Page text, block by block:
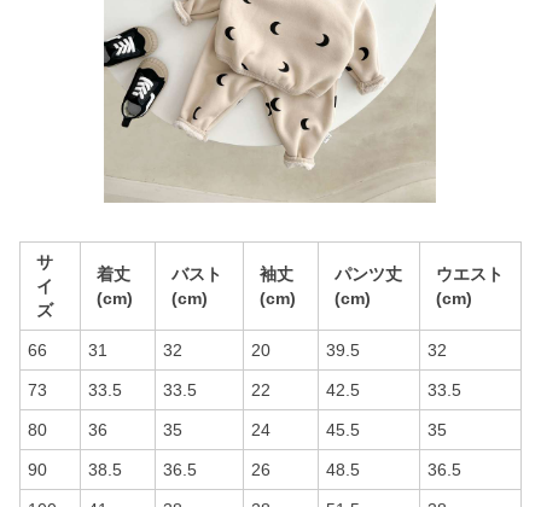
サ
イ
ズ
着丈
(cm)
バスト
(cm)
袖丈
(cm)
パンツ丈
(cm)
ウエスト
(cm)
66 31 32 20 39.5 32
73 33.5 33.5 22 42.5 33.5
80 36 35 24 45.5 35
90 38.5 36.5 26 48.5 36.5